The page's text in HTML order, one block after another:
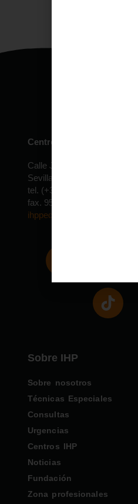
Centro de especialidades
Calle Jardín de la Isla, 6
Sevilla – ESPAÑA
tel. (+34) 954 610 022 – 30
fax. 954 690 155
ihppediatria@ihppediatria.com
Sobre IHP
Sobre nosotros
Técnicas Especiales
Consultas
Urgencias
Centros IHP
Noticias
Fundación
Zona profesionales